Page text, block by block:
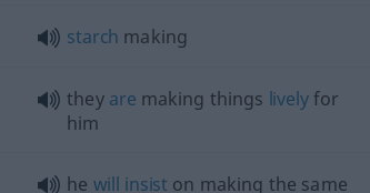
starch making
they are making things livelyfor
him
he will insist on making the same